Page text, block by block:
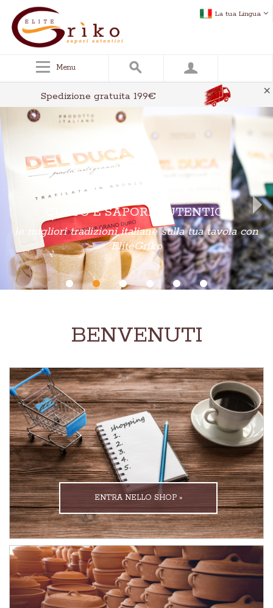
La tua Lingua
Menu
×
Spedizione gratuita 199€
GUSTO E SAPORI AUTENTICI
le migliori tradizioni italiane sulla tua tavola con
EliteGriko
BENVENUTI
ENTRA NELLO SHOP »